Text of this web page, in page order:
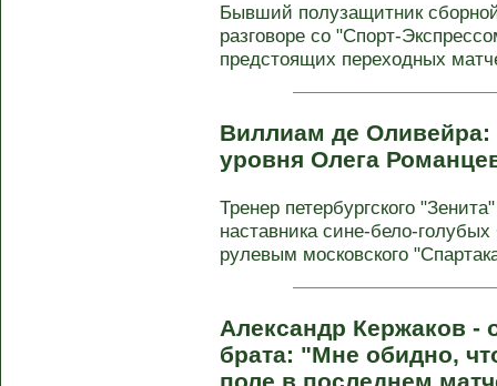
Бывший полузащитник
разговоре со "Спорт-
предстоящих переходных
Виллиам де Оливейра:
уровня Олега
Тренер петербургского
наставника сине-бело-
рулевым московского
Александр Кержаков -
брата: "Мне обидно,